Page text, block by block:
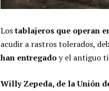
Lostablajeros que operan
acudir a rastros tolerados,
han entregadoy el antiguo
Willy Zepeda, de la Unión